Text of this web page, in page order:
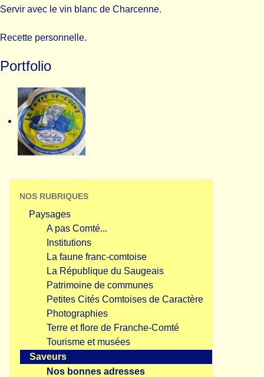
Servir avec le vin blanc de Charcenne.
Recette personnelle.
Portfolio
NOS RUBRIQUES
Paysages
A pas Comté...
Institutions
La faune franc-comtoise
La République du Saugeais
Patrimoine de communes
Petites Cités Comtoises de Caractère
Photographies
Terre et flore de Franche-Comté
Tourisme et musées
Saveurs
Nos bonnes adresses